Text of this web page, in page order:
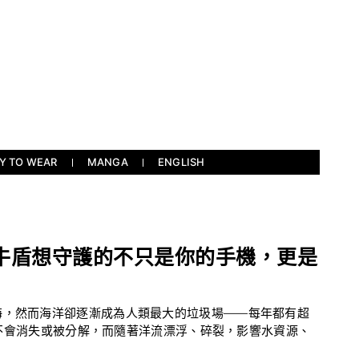
TO WEAR MANGA ENGLISH
盾想守護的不只是你的手機，更是
然而海洋卻逐漸成為人類最大的垃圾場——每年都有超
消失或被分解，而隨著洋流漂浮、碎裂，影響水資源、